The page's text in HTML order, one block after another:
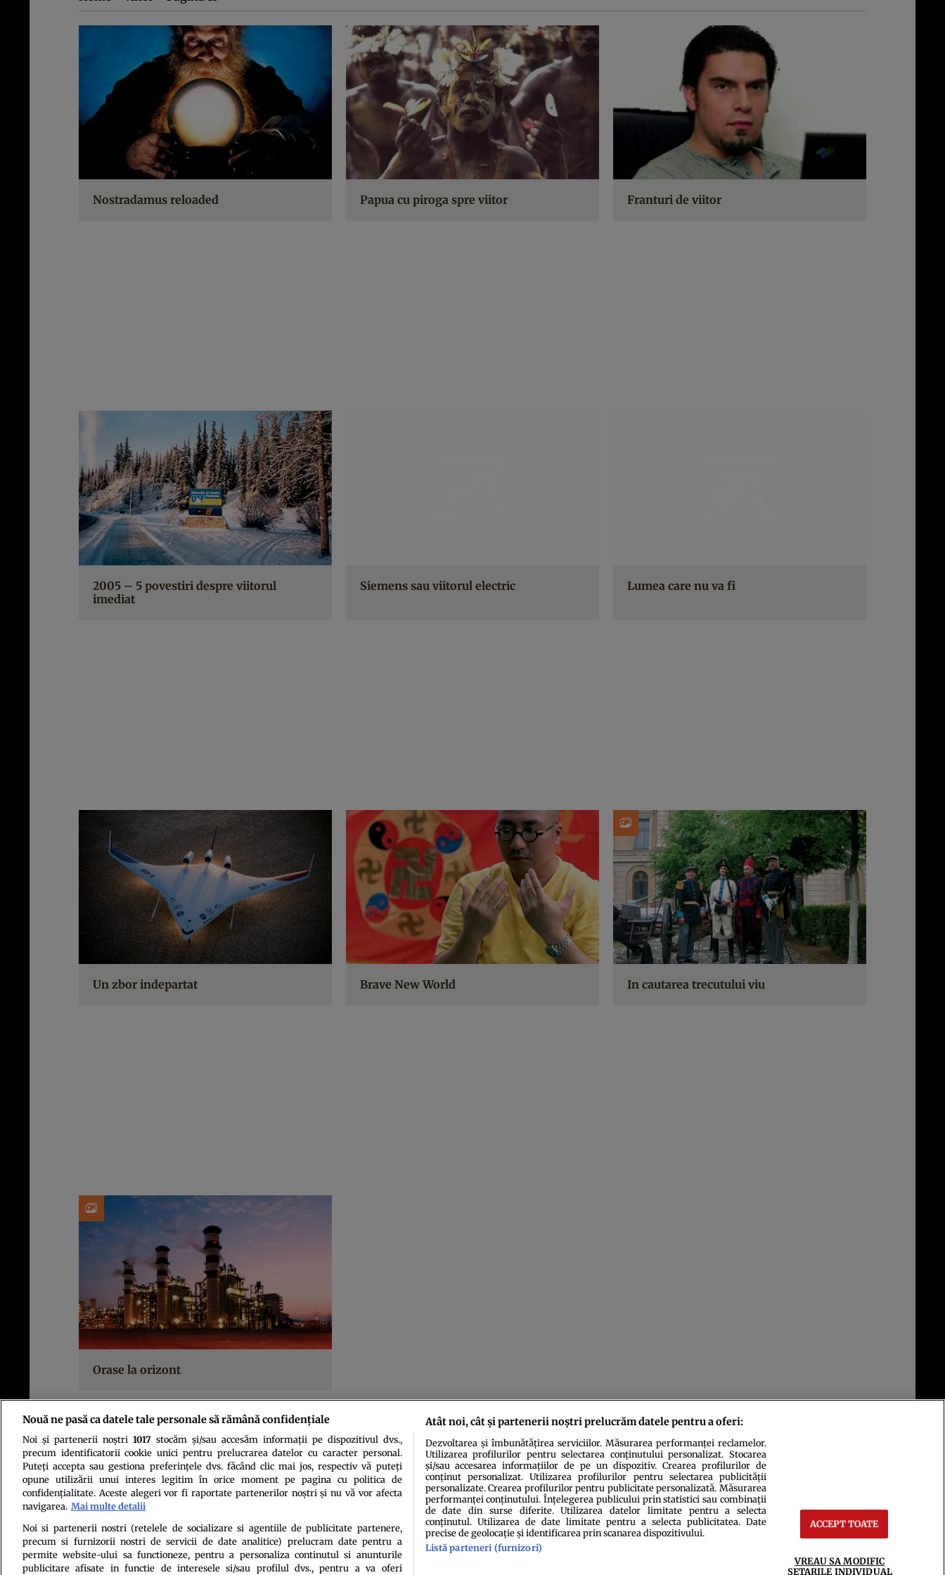
Nostradamus reloaded Papua cu piroga spre viitor Franturi de viitor
2005 – 5 povestiri despre viitorul
imediat
Siemens sau viitorul electric Lumea care nu va fi
Un zbor indepartat Brave New World In cautarea trecutului viu
Orase la orizont
PAGINA 13 DIN 13 « PRIMA « ... 9 10 11 12 13
Politica de confidenţialitatePolitica de cookiesTermeni şi condiţii Echipa redacțională ContactSetări Cookies
Nouă ne pasă ca datele tale personale să rămână confidențiale
Noi și partenerii noștri 1017stocăm și/sau accesăm informații pe dispozitivul dvs.,
precum identificatorii cookie unici pentru prelucrarea datelor cu caracter personal.
Puteți accepta sau gestiona preferințele dvs. făcând clic mai jos, respectiv vă puteți
opune utilizării unui interes legitim în orice moment pe pagina cu politica de
confidențialitate. Aceste alegeri vor fi raportate partenerilor noștri și nu vă vor afecta
navigarea. Mai multe detalii
Noi si partenerii nostri (retelele de socializare si agentiile de publicitate partenere,
precum si furnizorii nostri de servicii de date analitice) prelucram date pentru a
permite website-ului sa functioneze, pentru a personaliza continutul si anunturile
publicitare afisate in functie de interesele si/sau profilul dvs., pentru a va oferi
Atât noi, cât și partenerii noștri prelucrăm datele pentru a oferi:
Dezvoltarea și îmbunătățirea serviciilor. Măsurarea performanței reclamelor.
Utilizarea profilurilor pentru selectarea conținutului personalizat. Stocarea
și/sau accesarea informațiilor de pe un dispozitiv. Crearea profilurilor de
conținut personalizat. Utilizarea profilurilor pentru selectarea publicității
personalizate. Crearea profilurilor pentru publicitate personalizată. Măsurarea
performanței conținutului. Înțelegerea publicului prin statistici sau combinații
de date din surse diferite. Utilizarea datelor limitate pentru a selecta
conținutul. Utilizarea de date limitate pentru a selecta publicitatea. Date
precise de geolocație și identificarea prin scanarea dispozitivului.
Listă parteneri (furnizori)
ACCEPT TOATE
VREAU SA MODIFIC
SETARILE INDIVIDUAL